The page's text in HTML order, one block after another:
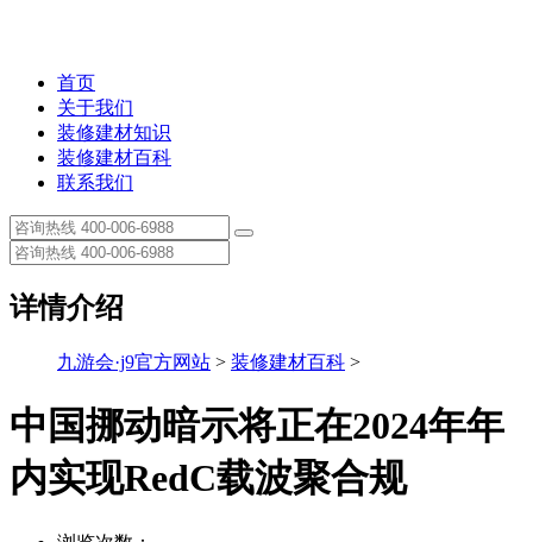
首页
关于我们
装修建材知识
装修建材百科
联系我们
详情介绍
九游会·j9官方网站 > 装修建材百科 >
中国挪动暗示将正在2024年年
内实现RedC载波聚合规